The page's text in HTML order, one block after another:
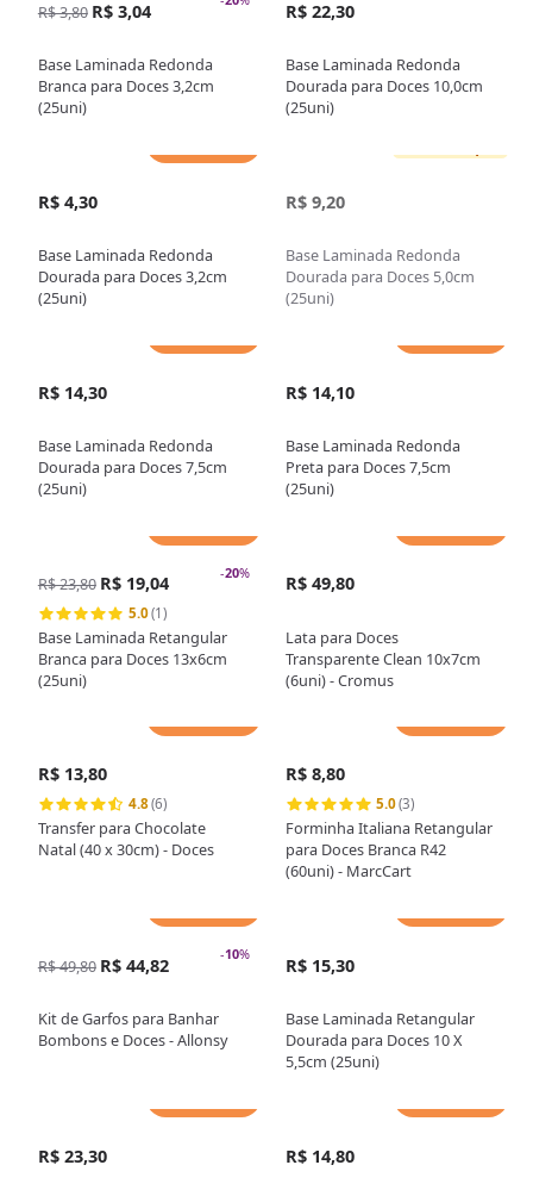
R$ 3,80 R$ 3,04
Base Laminada Redonda
Branca para Doces 3,2cm
(25uni)
R$ 22,30
Base Laminada Redonda
Dourada para Doces 10,0cm
(25uni)
R$ 4,30
Base Laminada Redonda
Dourada para Doces 3,2cm
(25uni)
R$ 9,20
Base Laminada Redonda
Dourada para Doces 5,0cm
(25uni)
R$ 14,30
Base Laminada Redonda
Dourada para Doces 7,5cm
(25uni)
R$ 14,10
Base Laminada Redonda
Preta para Doces 7,5cm
(25uni)
-20%
R$ 23,80 R$ 19,04
5.0(1)
Base Laminada Retangular
Branca para Doces 13x6cm
(25uni)
R$ 49,80
Lata para Doces
Transparente Clean 10x7cm
(6uni) - Cromus
R$ 13,80
4.8(6)
Transfer para Chocolate
Natal (40 x 30cm) - Doces
R$ 8,80
5.0(3)
Forminha Italiana Retangular
para Doces Branca R42
(60uni) - MarcCart
-10%
R$ 49,80 R$ 44,82
Kit de Garfos para Banhar
Bombons e Doces - Allonsy
R$ 15,30
Base Laminada Retangular
Dourada para Doces 10 X
5,5cm (25uni)
R$ 23,30 R$ 14,80